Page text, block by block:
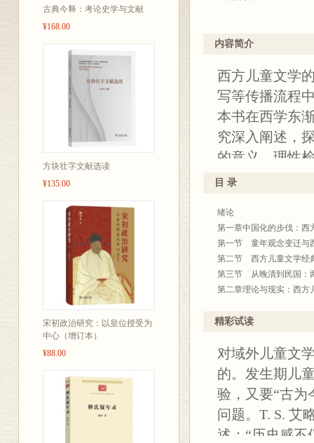
古典今释：考论史学与文献
¥168.00
方块壮字文献选读
¥135.00
宋初政治研究：以皇位授受为
中心（增订本）
¥88.00
内容简介
西方儿童文学
写等传播流程
本书在西学东
究深入阐述，
的意义，理性
现实关怀与理
目 录
绪论
第一章中国化的步伐：西
第一节 童年观念变迁与
第二节 西方儿童文学经
第三节 从晚清到民国：
第二章理论与现实：西方
第二节 中西文化碰撞与
第四节 西方儿童文学中
第三章 强化与遮蔽：西
第一节 转译、重述、节
第二节 政治意图的实现
第三节 教育意旨的彰
第四节 经典的选择与选
精彩试读
对域外儿童文
的。发生期儿
验，又要“古为
问题。T. S. 艾
述：“历史感不